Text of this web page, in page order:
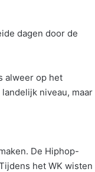
dagen door de
alweer op het
niveau, maar
De Hiphop-
het WK wisten